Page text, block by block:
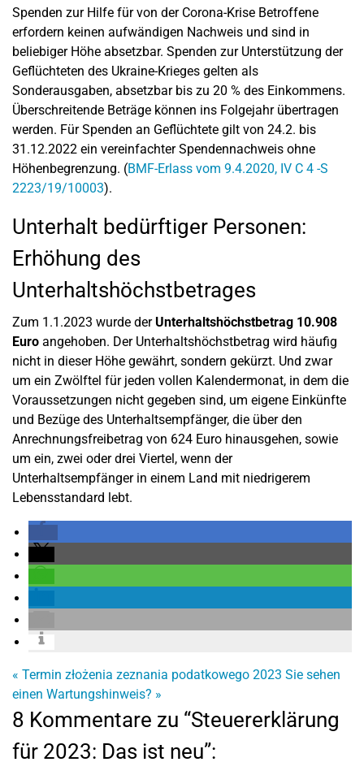
Spenden zur Hilfe für von der Corona-Krise Betroffene
erfordern keinen aufwändigen Nachweis und sind in
beliebiger Höhe absetzbar. Spenden zur Unterstützung der
Geflüchteten des Ukraine-Krieges gelten als
Sonderausgaben, absetzbar bis zu 20 % des Einkommens.
Überschreitende Beträge können ins Folgejahr übertragen
werden. Für Spenden an Geflüchtete gilt von 24.2. bis
31.12.2022 ein vereinfachter Spendennachweis ohne
Höhenbegrenzung. (BMF-Erlass vom 9.4.2020, IV C 4 -S
2223/19/10003).
Unterhalt bedürftiger Personen:
Erhöhung des
Unterhaltshöchstbetrages
Zum 1.1.2023 wurde der Unterhaltshöchstbetrag 10.908
Euro angehoben. Der Unterhaltshöchstbetrag wird häufig
nicht in dieser Höhe gewährt, sondern gekürzt. Und zwar
um ein Zwölftel für jeden vollen Kalendermonat, in dem die
Voraussetzungen nicht gegeben sind, um eigene Einkünfte
und Bezüge des Unterhaltsempfänger, die über den
Anrechnungsfreibetrag von 624 Euro hinausgehen, sowie
um ein, zwei oder drei Viertel, wenn der
Unterhaltsempfänger in einem Land mit niedrigerem
Lebensstandard lebt.
« Termin złożenia zeznania podatkowego 2023 Sie sehen
einen Wartungshinweis? »
8 Kommentare zu “Steuererklärung
für 2023: Das ist neu”: